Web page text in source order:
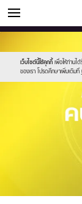
ดูดวง
เว็บไซต์นี้ใช้คุกกี้ เพื่อให้ท่านไ
ของเรา โปรดศึกษาเพิ่มเติมที่
//s.isanook.com/
new-
sanook.png
//s.isanook.com/ho/